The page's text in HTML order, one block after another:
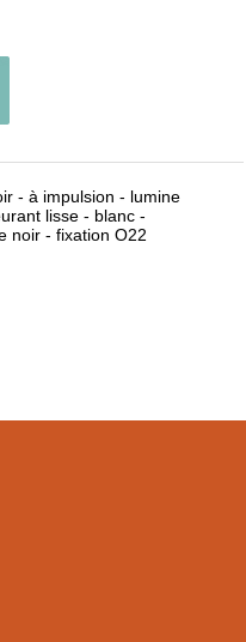
- à impulsion - lumine
lisse - blanc -
noir - fixation O22